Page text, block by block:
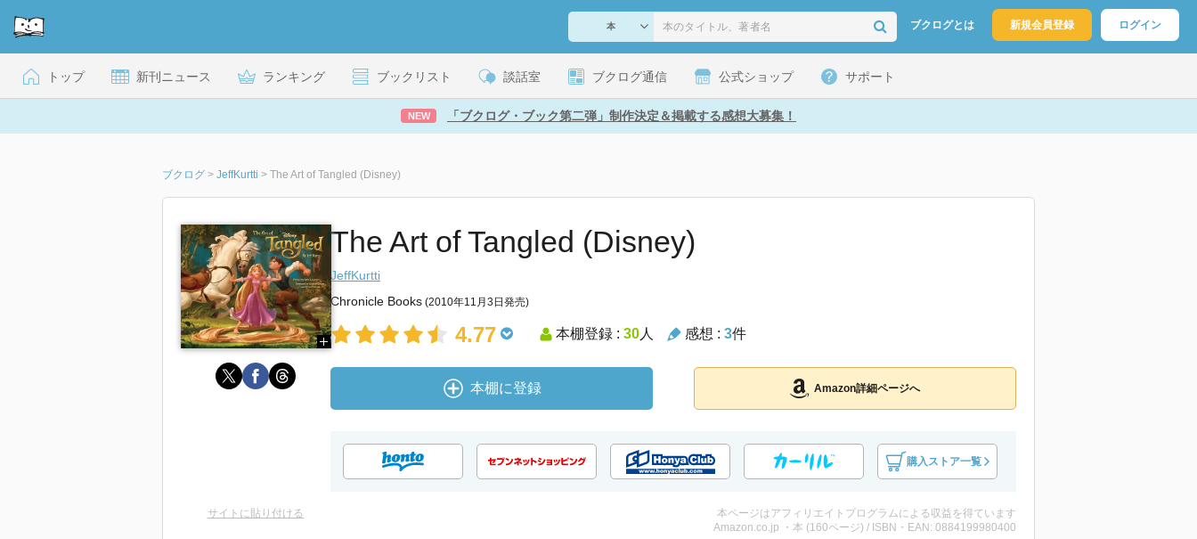
ブクログとは 新規会員登録 ログイン
トップ 新刊ニュース ランキング ブックリスト 談話室 ブクログ通信 公式ショップ サポート
NEW 「ブクログ・ブック第二弾」制作決定＆掲載する感想大募集！
ブクログ > JeffKurtti > The Art of Tangled (Disney)
The Art of Tangled (Disney)
JeffKurtti
Chronicle Books (2010年11月3日発売)
4.77 本棚登録 : 30人 感想 : 3件
本棚に登録 Amazon詳細ページへ
購入ストア一覧
サイトに貼り付ける
本ページはアフィリエイトプログラムによる収益を得ています
Amazon.co.jp ・本 (160ページ) / ISBN・EAN: 0884199980400